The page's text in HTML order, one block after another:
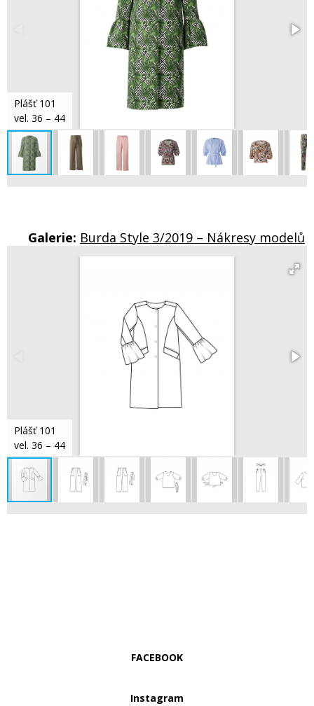
Plášť 101
vel. 36 – 44
Galerie: Burda Style 3/2019 – Nákresy modelů
Plášť 101
vel. 36 – 44
FACEBOOK
Instagram